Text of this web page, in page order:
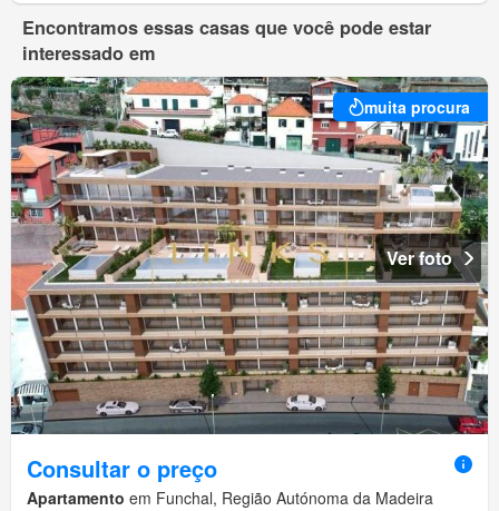
Encontramos essas casas que você pode estar
interessado em
muita procura
Ver foto
Consultar o preço
Apartamento em Funchal, Região Autónoma da Madeira